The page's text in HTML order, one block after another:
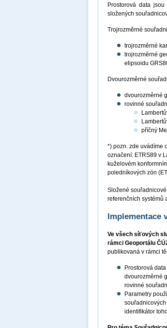
Prostorová data
složených
Trojrozměrné
trojrozměrné
trojrozměrné
elipsoidu
Dvourozměrné
dvourozměrné
rovinné
příčný
*) pozn. zde uvádíme
označení: ETRS89 v
kuželovém
poledníkových zón
Složené
referenčních systémů
Implementace
Ve všech síťových
rámci Geoportálu
publikovaná v rámci
Prostorová
dvourozměrné
rovinné
Parametry
identifikátor